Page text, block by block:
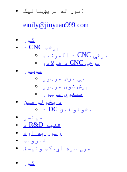
موږ ته بریښنالیک:
emily@jiuyuan999.com
کور
د CNC برخه
د المونیم CNC برخې
د فولادو CNC برخې
موټور
بې برش موټور
برش شوی موټور
همغږي موټور
د یخولو فین
د DC یخولو فین
سینسر
د R&D قضیه
زموږ په اړه
خبرونه
موږ سره اړیکه ونیسئ
کور